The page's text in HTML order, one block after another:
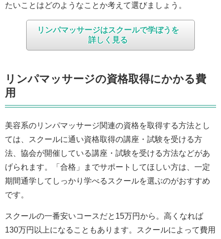
たいことはどのようなことか考えて選びましょう。
リンパマッサージはスクールで学ぼうを
詳しく見る
リンパマッサージの資格取得にかかる費
用
美容系のリンパマッサージ関連の資格を取得する方法とし
ては、スクールに通い資格取得の講座・試験を受ける方
法、協会が開催している講座・試験を受ける方法などがあ
げられます。「合格」までサポートしてほしい方は、一定
期間通学してしっかり学べるスクールを選ぶのがおすすめ
です。
スクールの一番安いコースだと15万円から。高くなれば
130万円以上になることもあります。スクールによって費用